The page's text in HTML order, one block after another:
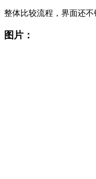
整体比较流程，界面还
图片：